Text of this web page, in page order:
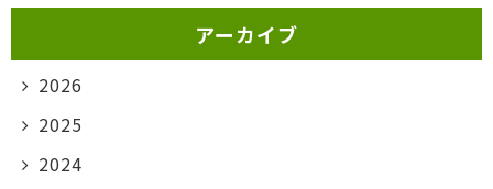
アーカイブ
2026
2025
2024